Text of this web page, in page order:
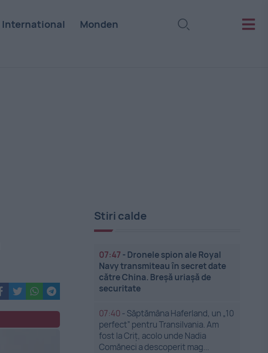
International Monden
Stiri calde
07:47 - Dronele spion ale Royal
Navy transmiteau în secret date
către China. Breșă uriașă de
securitate
07:40 - Săptămâna Haferland, un „10
perfect” pentru Transilvania. Am
fost la Criț, acolo unde Nadia
Comăneci a descoperit mag...